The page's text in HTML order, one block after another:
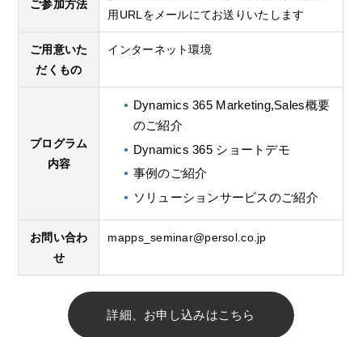
ご参加方法
用URLをメールにてお送りいたします
ご用意いた
だくもの
インターネット環境
プログラム
内容
Dynamics 365 Marketing,Sales概要
のご紹介
Dynamics 365 ショートデモ
事例のご紹介
ソリューションサービスのご紹介
お問い合わ
せ
mapps_seminar@persol.co.jp
詳細、お申し込みはこちら